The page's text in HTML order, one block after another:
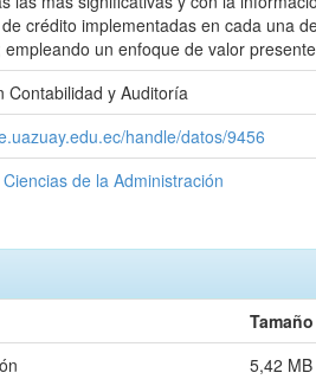
crédito implementadas en cada una
un enfoque de valor
Contabilidad y Auditoría
handle/datos/9456
de la Administración
Tamaño
5,42 MB